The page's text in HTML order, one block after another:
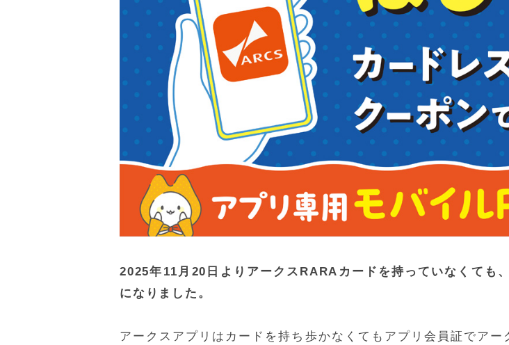
2025年11月20日よりアークスRARAカードを持っていなくても
になりました。
アークスアプリはカードを持ち歩かなくてもアプリ会員証でア